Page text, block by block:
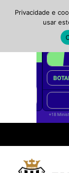
conteúdo
Privacidade e
usar